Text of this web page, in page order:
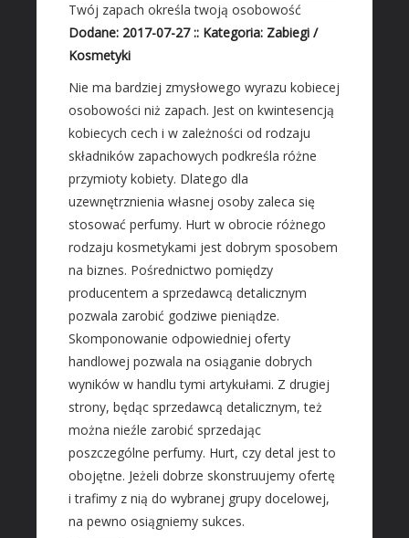
Remonty, Elektryk, Hydraulik
Materiały Budowlane
REZYDENCJE
Drzwi i Okna
Klimatyzacja i Wentylacja
Nieruchomości, Działki
Domy, Mieszkania
SZKOŁA
Placówki Edukacyjne
Konferencje, Sale Szkoleniowe
Kursy i Szkolenia
SPRZEDAŻ INTERNTOWA
Dla Dzieci
Meble
Wyposażenie Wnętrz
Wyposażenie Łazienki
Twój zapach określa twoją osobowość
Dodane: 2017-07-27 :: Kategoria: Zabiegi /
Kosmetyki
Nie ma bardziej zmysłowego wyrazu kobiecej
osobowości niż zapach. Jest on kwintesencją
kobiecych cech i w zależności od rodzaju
składników zapachowych podkreśla różne
przymioty kobiety. Dlatego dla
uzewnętrznienia własnej osoby zaleca się
stosować perfumy. Hurt w obrocie różnego
rodzaju kosmetykami jest dobrym sposobem
na biznes. Pośrednictwo pomiędzy
producentem a sprzedawcą detalicznym
pozwala zarobić godziwe pieniądze.
Skomponowanie odpowiedniej oferty
handlowej pozwala na osiąganie dobrych
wyników w handlu tymi artykułami. Z drugiej
strony, będąc sprzedawcą detalicznym, też
można nieźle zarobić sprzedając
poszczególne perfumy. Hurt, czy detal jest to
obojętne. Jeżeli dobrze skonstruujemy ofertę
i trafimy z nią do wybranej grupy docelowej,
na pewno osiągniemy sukces.